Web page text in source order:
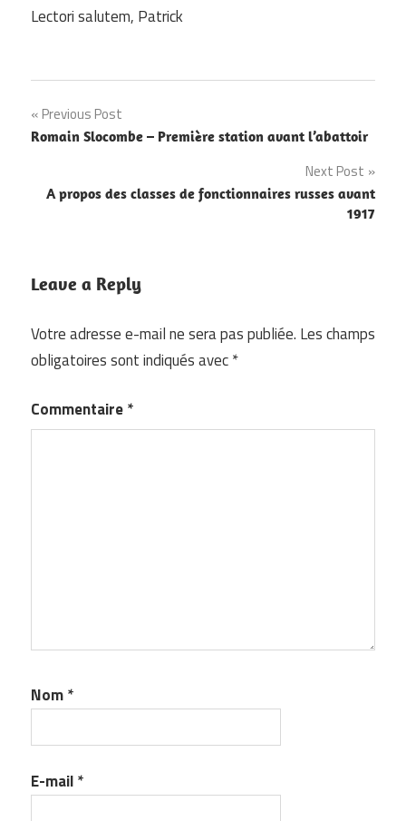
Lectori salutem, Patrick
Navigation
de
l’article
Previous Post
Romain Slocombe – Première station avant l’abattoir
Next Post
A propos des classes de fonctionnaires russes avant
1917
Leave a Reply
Votre adresse e-mail ne sera pas publiée. Les champs
obligatoires sont indiqués avec*
Commentaire*
Nom*
E-mail*